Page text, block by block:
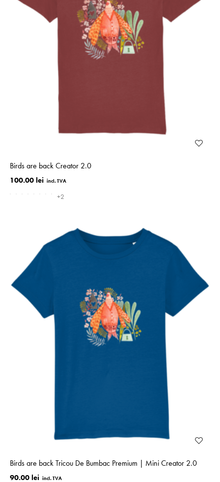
Birds are back Creator 2.0
100.00 lei
+2
Birds are back Tricou De Bumbac Premium | Mini Creator 2.0
90.00 lei